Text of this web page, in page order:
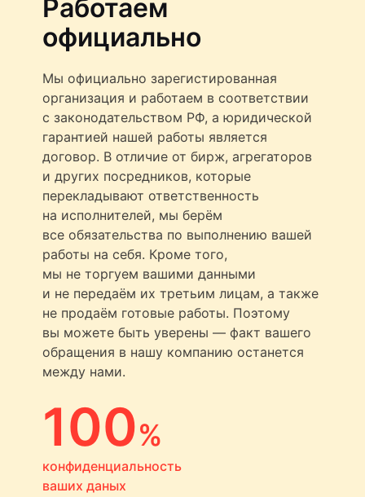
Работаем
официально
Мы официально зарегистированная
организация и работаем в соответствии
с законодательством РФ, а юридической
гарантией нашей работы является
договор. В отличие от бирж, агрегаторов
и других посредников, которые
перекладывают ответственность
на исполнителей, мы берём
все обязательства по выполнению вашей
работы на себя. Кроме того,
мы не торгуем вашими данными
и не передаём их третьим лицам, а также
не продаём готовые работы. Поэтому
вы можете быть уверены — факт вашего
обращения в нашу компанию останется
между нами.
100%
конфиденциальность
ваших даных